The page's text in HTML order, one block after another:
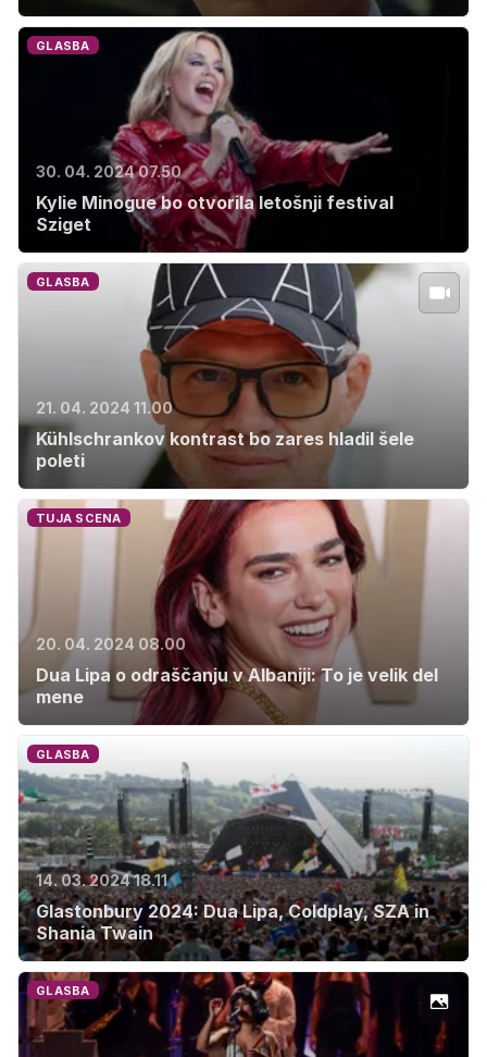
GLASBA
30. 04. 2024 07.50
Kylie Minogue bo otvorila letošnji festival
Sziget
GLASBA
21. 04. 2024 11.00
Kühlschrankov kontrast bo zares hladil šele
poleti
TUJA SCENA
20. 04. 2024 08.00
Dua Lipa o odraščanju v Albaniji: To je velik del
mene
GLASBA
14. 03. 2024 18.11
Glastonbury 2024: Dua Lipa, Coldplay, SZA in
Shania Twain
GLASBA